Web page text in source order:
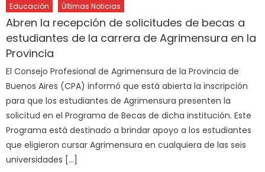
Educación Últimas Noticias
Abren la recepción de solicitudes de becas a
estudiantes de la carrera de Agrimensura en la
Provincia
El Consejo Profesional de Agrimensura de la Provincia de
Buenos Aires (CPA) informó que está abierta la inscripción
para que los estudiantes de Agrimensura presenten la
solicitud en el Programa de Becas de dicha institución. Este
Programa está destinado a brindar apoyo a los estudiantes
que eligieron cursar Agrimensura en cualquiera de las seis
universidades […]